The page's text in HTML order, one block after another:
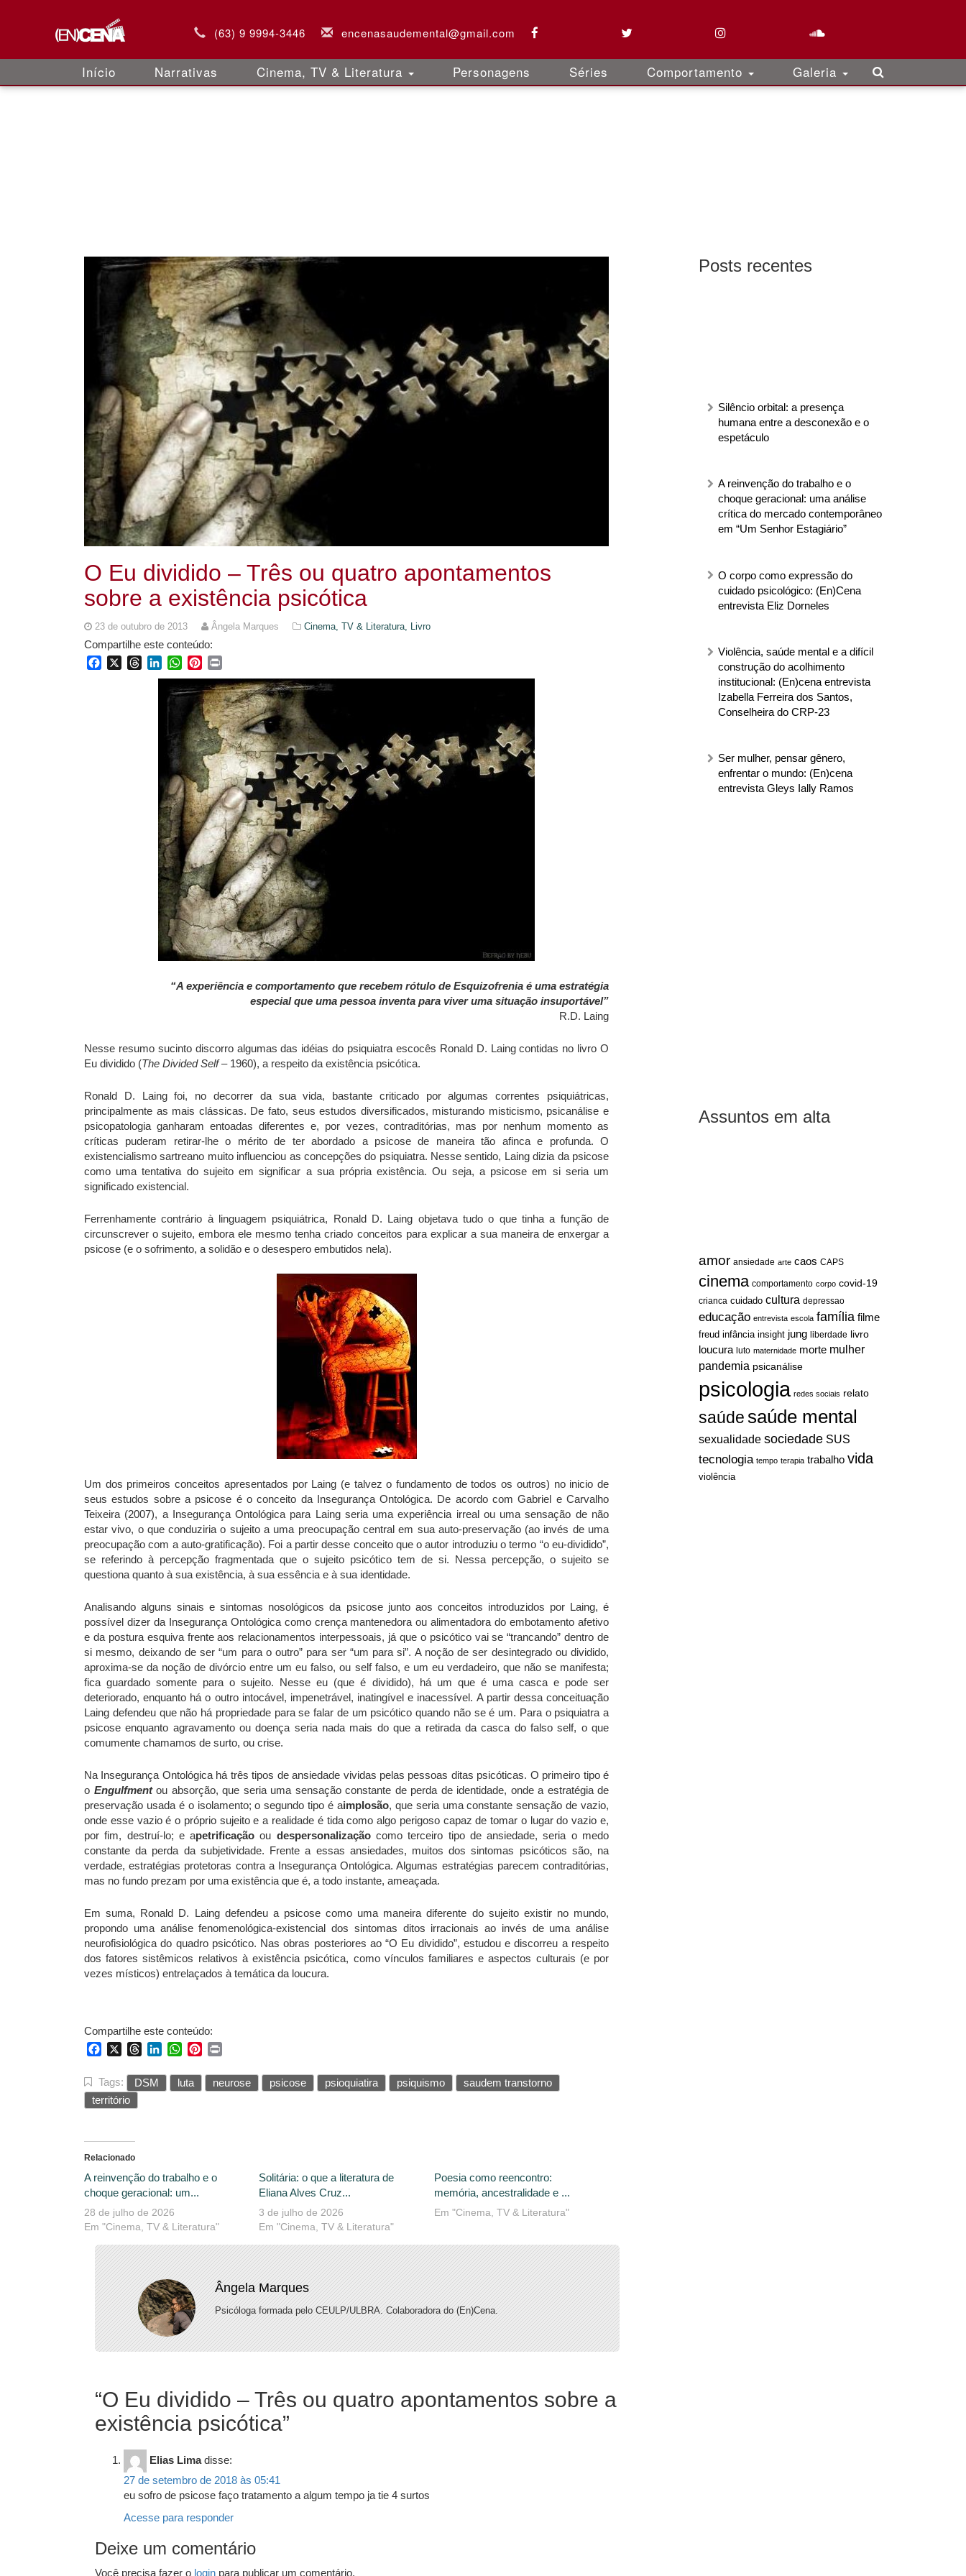
(63) 9 9994-3446 encenasaudemental@gmail.com
Início Narrativas Cinema, TV & Literatura Personagens Séries Comportamento Galeria
Posts recentes
Silêncio orbital: a presença
humana entre a desconexão e o
espetáculo
A reinvenção do trabalho e o
choque geracional: uma análise
crítica do mercado contemporâneo
em “Um Senhor Estagiário”
O corpo como expressão do
cuidado psicológico: (En)Cena
entrevista Eliz Dorneles
Violência, saúde mental e a difícil
construção do acolhimento
institucional: (En)cena entrevista
Izabella Ferreira dos Santos,
Conselheira do CRP-23
Ser mulher, pensar gênero,
enfrentar o mundo: (En)cena
entrevista Gleys Ially Ramos
Assuntos em alta
amor ansiedade arte caos CAPS
cinema comportamento corpo covid-19
crianca cuidado cultura depressao
educação entrevista escola família filme
freud infância insight jung liberdade livro
loucura luto maternidade morte mulher
pandemia psicanálise
psicologia redes sociais relato
saúdesaúde mental
sexualidade sociedade SUS
tecnologia tempo terapia trabalho vida
violência
O Eu dividido – Três ou quatro apontamentos
sobre a existência psicótica
23 de outubro de 2013 Ângela Marques Cinema, TV & Literatura, Livro
Compartilhe este conteúdo:
FacebookThreadsLinkedInWhatsApp
Pinterest
“A experiência e comportamento que recebem rótulo de Esquizofrenia é uma estratégia
especial que uma pessoa inventa para viver uma situação insuportável”
R.D. Laing
Nesse resumo sucinto discorro algumas das idéias do psiquiatra escocês Ronald D. Laing contidas no livro O
Eu dividido (The Divided Self– 1960), a respeito da existência psicótica.
Ronald D. Laing foi, no decorrer da sua vida, bastante criticado por algumas correntes psiquiátricas,
principalmente as mais clássicas. De fato, seus estudos diversificados, misturando misticismo, psicanálise e
psicopatologia ganharam entoadas diferentes e, por vezes, contraditórias, mas por nenhum momento as
críticas puderam retirar-lhe o mérito de ter abordado a psicose de maneira tão afinca e profunda. O
existencialismo sartreano muito influenciou as concepções do psiquiatra. Nesse sentido, Laing dizia da psicose
como uma tentativa do sujeito em significar a sua própria existência. Ou seja, a psicose em si seria um
significado existencial.
Ferrenhamente contrário à linguagem psiquiátrica, Ronald D. Laing objetava tudo o que tinha a função de
circunscrever o sujeito, embora ele mesmo tenha criado conceitos para explicar a sua maneira de enxergar a
psicose (e o sofrimento, a solidão e o desespero embutidos nela).
Um dos primeiros conceitos apresentados por Laing (e talvez o fundamento de todos os outros) no inicio de
seus estudos sobre a psicose é o conceito da Insegurança Ontológica. De acordo com Gabriel e Carvalho
Teixeira (2007), a Insegurança Ontológica para Laing seria uma experiência irreal ou uma sensação de não
estar vivo, o que conduziria o sujeito a uma preocupação central em sua auto-preservação (ao invés de uma
preocupação com a auto-gratificação). Foi a partir desse conceito que o autor introduziu o termo “o eu-dividido”,
se referindo à percepção fragmentada que o sujeito psicótico tem de si. Nessa percepção, o sujeito se
questiona quanto à sua existência, à sua essência e à sua identidade.
Analisando alguns sinais e sintomas nosológicos da psicose junto aos conceitos introduzidos por Laing, é
possível dizer da Insegurança Ontológica como crença mantenedora ou alimentadora do embotamento afetivo
e da postura esquiva frente aos relacionamentos interpessoais, já que o psicótico vai se “trancando” dentro de
si mesmo, deixando de ser “um para o outro” para ser “um para si”. A noção de ser desintegrado ou dividido,
aproxima-se da noção de divórcio entre um eu falso, ou self falso, e um eu verdadeiro, que não se manifesta;
fica guardado somente para o sujeito. Nesse eu (que é dividido), há um que é uma casca e pode ser
deteriorado, enquanto há o outro intocável, impenetrável, inatingível e inacessível. A partir dessa conceituação
Laing defendeu que não há propriedade para se falar de um psicótico quando não se é um. Para o psiquiatra a
psicose enquanto agravamento ou doença seria nada mais do que a retirada da casca do falso self, o que
comumente chamamos de surto, ou crise.
Na Insegurança Ontológica há três tipos de ansiedade vividas pelas pessoas ditas psicóticas. O primeiro tipo é
o Engulfment ou absorção, que seria uma sensação constante de perda de identidade, onde a estratégia de
preservação usada é o isolamento; o segundo tipo é aimplosão, que seria uma constante sensação de vazio,
onde esse vazio é o próprio sujeito e a realidade é tida como algo perigoso capaz de tomar o lugar do vazio e,
por fim, destruí-lo; e apetrificação ou despersonalizaçãocomo terceiro tipo de ansiedade, seria o medo
constante da perda da subjetividade. Frente a essas ansiedades, muitos dos sintomas psicóticos são, na
verdade, estratégias protetoras contra a Insegurança Ontológica. Algumas estratégias parecem contraditórias,
mas no fundo prezam por uma existência que é, a todo instante, ameaçada.
Em suma, Ronald D. Laing defendeu a psicose como uma maneira diferente do sujeito existir no mundo,
propondo uma análise fenomenológica-existencial dos sintomas ditos irracionais ao invés de uma análise
neurofisiológica do quadro psicótico. Nas obras posteriores ao “O Eu dividido”, estudou e discorreu a respeito
dos fatores sistêmicos relativos à existência psicótica, como vínculos familiares e aspectos culturais (e por
vezes místicos) entrelaçados à temática da loucura.
Compartilhe este conteúdo:
FacebookThreadsLinkedInWhatsApp
Pinterest
Tags: DSM luta neurose psicose psioquiatira psiquismo
saudem transtorno
território
Relacionado
A reinvenção do trabalho e o
choque geracional: um...
28 de julho de 2026
Em "Cinema, TV & Literatura"
Solitária: o que a literatura de
Eliana Alves Cruz...
3 de julho de 2026
Em "Cinema, TV & Literatura"
Poesia como reencontro:
memória, ancestralidade e ...
Em "Cinema, TV & Literatura"
Ângela Marques
Psicóloga formada pelo CEULP/ULBRA. Colaboradora do (En)Cena.
“O Eu dividido – Três ou quatro apontamentos sobre a
existência psicótica”
Elias Lima disse:
27 de setembro de 2018 às 05:41
eu sofro de psicose faço tratamento a algum tempo ja tie 4 surtos
Acesse para responder
Deixe um comentário
Você precisa fazer o login para publicar um comentário.